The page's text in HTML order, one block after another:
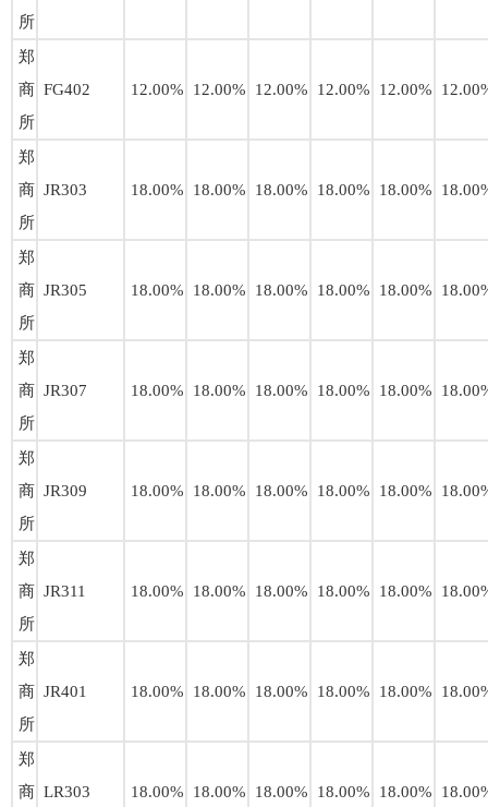
所
郑
商
所
FG402 12.00% 12.00% 12.00% 12.00% 12.00%
郑
商
所
JR303 18.00% 18.00% 18.00% 18.00% 18.00%
郑
商
所
JR305 18.00% 18.00% 18.00% 18.00% 18.00%
郑
商
所
JR307 18.00% 18.00% 18.00% 18.00% 18.00%
郑
商
所
JR309 18.00% 18.00% 18.00% 18.00% 18.00%
郑
商
所
JR311 18.00% 18.00% 18.00% 18.00% 18.00%
郑
商
所
JR401 18.00% 18.00% 18.00% 18.00% 18.00%
郑
商 LR303 18.00% 18.00% 18.00% 18.00% 18.00%